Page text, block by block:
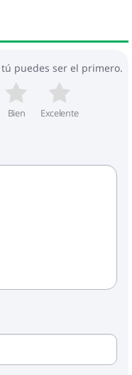
puedes ser el primero.
Bien Excelente